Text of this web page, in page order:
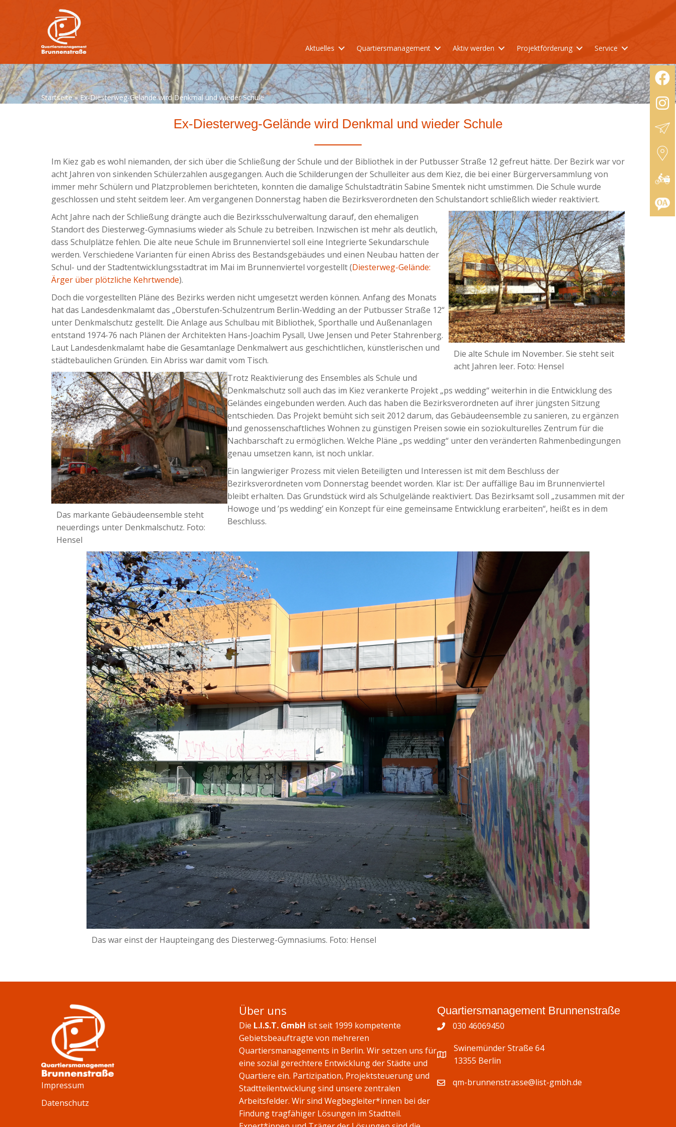
Aktuelles Quartiersmanagement Aktiv werden Projektförderung Service
Startseite»Ex-Diesterweg-Gelände wird Denkmal und wieder Schule
Ex-Diesterweg-Gelände wird Denkmal und wieder Schule
Im Kiez gab es wohl niemanden, der sich über die Schließung der Schule und der Bibliothek in der Putbusser Straße 12 gefreut hätte. Der Bezirk war vor
acht Jahren von sinkenden Schülerzahlen ausgegangen. Auch die Schilderungen der Schulleiter aus dem Kiez, die bei einer Bürgerversammlung von
immer mehr Schülern und Platzproblemen berichteten, konnten die damalige Schulstadträtin Sabine Smentek nicht umstimmen. Die Schule wurde
geschlossen und steht seitdem leer. Am vergangenen Donnerstag haben die Bezirksverordneten den Schulstandort schließlich wieder reaktiviert.
Die alte Schule im November. Sie steht seit
acht Jahren leer. Foto: Hensel
Acht Jahre nach der Schließung drängte auch die Bezirksschulverwaltung darauf, den ehemaligen
Standort des Diesterweg-Gymnasiums wieder als Schule zu betreiben. Inzwischen ist mehr als deutlich,
dass Schulplätze fehlen. Die alte neue Schule im Brunnenviertel soll eine Integrierte Sekundarschule
werden. Verschiedene Varianten für einen Abriss des Bestandsgebäudes und einen Neubau hatten der
Schul- und der Stadtentwicklungsstadtrat im Mai im Brunnenviertel vorgestellt (Diesterweg-Gelände:
Ärger über plötzliche Kehrtwende).
Doch die vorgestellten Pläne des Bezirks werden nicht umgesetzt werden können. Anfang des Monats
hat das Landesdenkmalamt das „Oberstufen-Schulzentrum Berlin-Wedding an der Putbusser Straße 12“
unter Denkmalschutz gestellt. Die Anlage aus Schulbau mit Bibliothek, Sporthalle und Außenanlagen
entstand 1974-76 nach Plänen der Architekten Hans-Joachim Pysall, Uwe Jensen und Peter Stahrenberg.
Laut Landesdenkmalamt habe die Gesamtanlage Denkmalwert aus geschichtlichen, künstlerischen und
städtebaulichen Gründen. Ein Abriss war damit vom Tisch.
Das markante Gebäudeensemble steht
neuerdings unter Denkmalschutz. Foto:
Hensel
Trotz Reaktivierung des Ensembles als Schule und
Denkmalschutz soll auch das im Kiez verankerte Projekt „ps wedding“ weiterhin in die Entwicklung des
Geländes eingebunden werden. Auch das haben die Bezirksverordneten auf ihrer jüngsten Sitzung
entschieden. Das Projekt bemüht sich seit 2012 darum, das Gebäudeensemble zu sanieren, zu ergänzen
und genossenschaftliches Wohnen zu günstigen Preisen sowie ein soziokulturelles Zentrum für die
Nachbarschaft zu ermöglichen. Welche Pläne „ps wedding“ unter den veränderten Rahmenbedingungen
genau umsetzen kann, ist noch unklar.
Ein langwieriger Prozess mit vielen Beteiligten und Interessen ist mit dem Beschluss der
Bezirksverordneten vom Donnerstag beendet worden. Klar ist: Der auffällige Bau im Brunnenviertel
bleibt erhalten. Das Grundstück wird als Schulgelände reaktiviert. Das Bezirksamt soll „zusammen mit der
Howoge und ’ps wedding’ ein Konzept für eine gemeinsame Entwicklung erarbeiten“, heißt es in dem
Beschluss.
Das war einst der Haupteingang des Diesterweg-Gymnasiums. Foto: Hensel
Impressum
Datenschutz
Über uns
Die L.I.S.T. GmbH ist seit 1999 kompetente
Gebietsbeauftragte von mehreren
Quartiersmanagements in Berlin. Wir setzen uns für
eine sozial gerechtere Entwicklung der Städte und
Quartiere ein. Partizipation, Projektsteuerung und
Stadtteilentwicklung sind unsere zentralen
Arbeitsfelder. Wir sind Wegbegleiter*innen bei der
Findung tragfähiger Lösungen im Stadtteil.
Quartiersmanagement Brunnenstraße
030 46069450
Swinemünder Straße 64
13355 Berlin
qm-brunnenstrasse@list-gmbh.de